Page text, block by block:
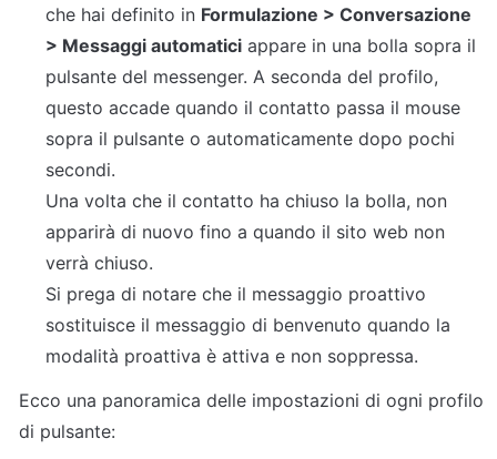
che hai definito in Formulazione > Conversazione
> Messaggi automatici appare in una bolla sopra il
pulsante del messenger. A seconda del profilo,
questo accade quando il contatto passa il mouse
sopra il pulsante o automaticamente dopo pochi
secondi.
Una volta che il contatto ha chiuso la bolla, non
apparirà di nuovo fino a quando il sito web non
verrà chiuso.
Si prega di notare che il messaggio proattivo
sostituisce il messaggio di benvenuto quando la
modalità proattiva è attiva e non soppressa.
Ecco una panoramica delle impostazioni di ogni profilo
di pulsante: